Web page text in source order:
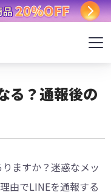
る？通報後の
ますか？迷惑なメッ
由でLINEを通報する